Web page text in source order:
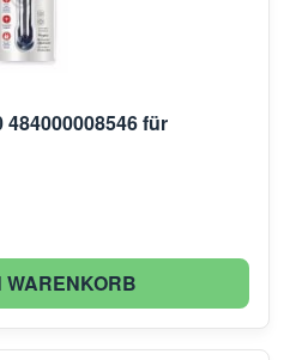
für
WARENKORB